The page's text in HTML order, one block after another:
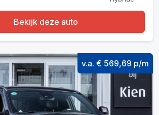
Bekijk deze auto
v.a. € 569,69 p/m